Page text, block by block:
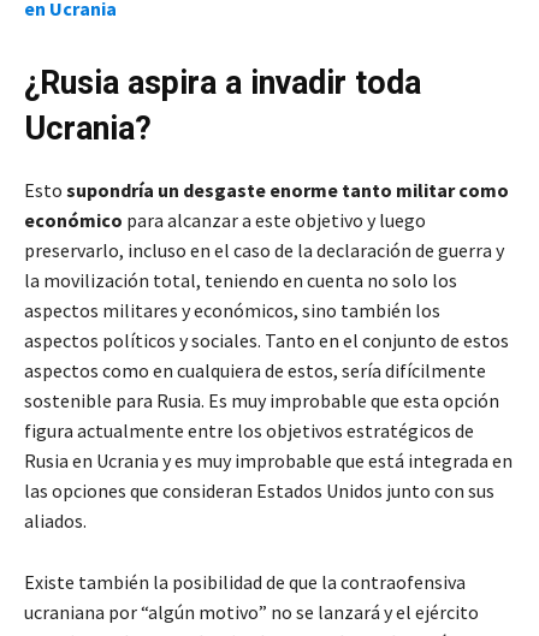
en Ucrania
¿Rusia aspira a invadir toda
Ucrania?
Esto supondría un desgaste enorme tanto militar como
económico para alcanzar a este objetivo y luego
preservarlo, incluso en el caso de la declaración de guerra y
la movilización total, teniendo en cuenta no solo los
aspectos militares y económicos, sino también los
aspectos políticos y sociales. Tanto en el conjunto de estos
aspectos como en cualquiera de estos, sería difícilmente
sostenible para Rusia. Es muy improbable que esta opción
figura actualmente entre los objetivos estratégicos de
Rusia en Ucrania y es muy improbable que está integrada en
las opciones que consideran Estados Unidos junto con sus
aliados.
Existe también la posibilidad de que la contraofensiva
ucraniana por “algún motivo” no se lanzará y el ejército